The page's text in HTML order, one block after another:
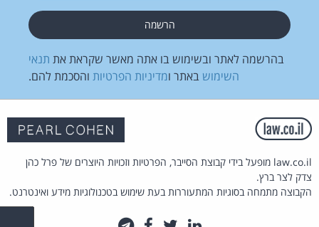
בהרשמה לאתר ובשימוש בו אתה מאשר שקראת את תנאי
השימוש באתר ומדיניות הפרטיות והסכמת להם.
law.co.il מופעל בידי קבוצת הסייבר, הפרטיות וזכויות היוצרים של פרל כהן
צדק לצר ברץ.
הקבוצה מתמחה בסוגיות המתעוררות בעת שימוש בטכנולוגיות מידע ואינטרנט.